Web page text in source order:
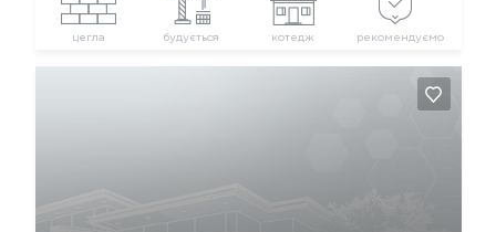
цегла будується котедж рекомендуємо